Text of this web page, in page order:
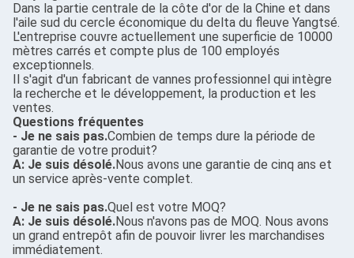
Dans la partie centrale de la côte d'or de la Chine et dans
l'aile sud du cercle économique du delta du fleuve Yangtsé.
L'entreprise couvre actuellement une superficie de 10000
mètres carrés et compte plus de 100 employés
exceptionnels.
Il s'agit d'un fabricant de vannes professionnel qui intègre
la recherche et le développement, la production et les
ventes.
Questions fréquentes
- Je ne sais pas.Combien de temps dure la période de
garantie de votre produit?
A: Je suis désolé.Nous avons une garantie de cinq ans et
un service après-vente complet.
- Je ne sais pas.Quel est votre MOQ?
A: Je suis désolé.Nous n'avons pas de MOQ. Nous avons
un grand entrepôt afin de pouvoir livrer les marchandises
immédiatement.